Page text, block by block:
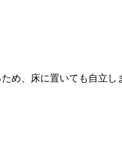
め、床に置いても自立し